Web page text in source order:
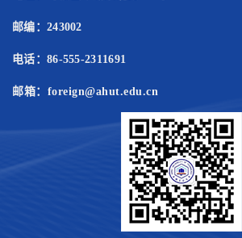
邮编：243002
电话：86-555-2311691
邮箱：foreign@ahut.edu.cn